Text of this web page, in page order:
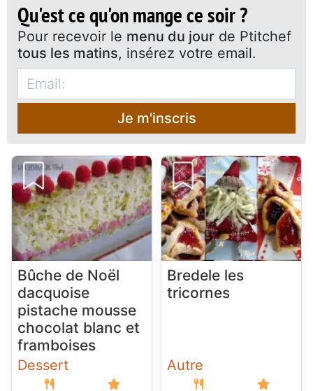
Qu'est ce qu'on mange ce soir ?
Pour recevoir le menu du jour de Ptitchef
tous les matins, insérez votre email.
Je m'inscris
Bûche de Noël
dacquoise
pistache mousse
chocolat blanc et
framboises
Dessert
Bredele les
tricornes
Autre